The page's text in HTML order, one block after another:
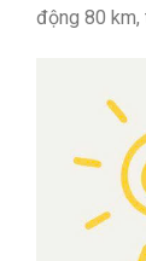
động 80 km,